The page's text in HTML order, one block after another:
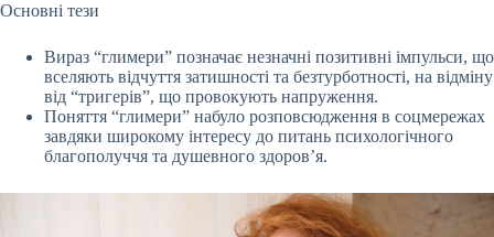
Основні тези
Вираз “глимери” позначає незначні позитивні імпульси, що
вселяють відчуття затишності та безтурботності, на відміну
від “тригерів”, що провокують напруження.
Поняття “глимери” набуло розповсюдження в соцмережах
завдяки широкому інтересу до питань психологічного
благополуччя та душевного здоров’я.